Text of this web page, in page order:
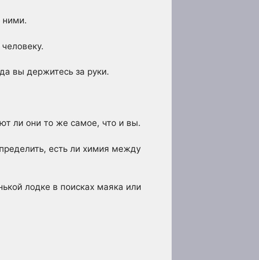
ними.
вы держитесь за руки.
ли они то же самое, что и вы.
есть ли химия между
лодке в поисках маяка или